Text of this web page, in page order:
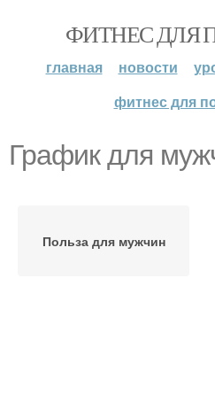
ФИТНЕС ДЛЯ
главная новости
фитнес для
График для
Польза для мужчин